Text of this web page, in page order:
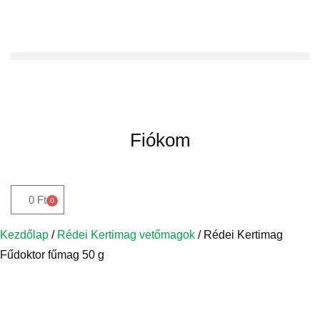
Fiókom
0 Ft 0
Kezdőlap / Rédei Kertimag vetőmagok / Rédei Kertimag
Fűdoktor fűmag 50 g